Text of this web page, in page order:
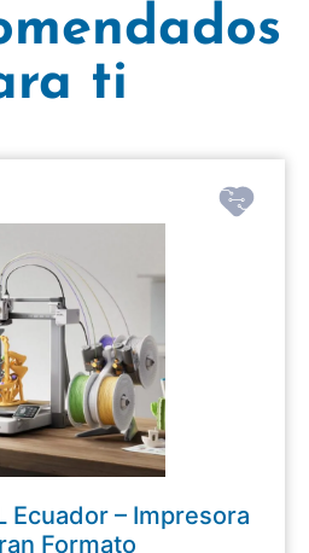
ti
Ecuador – Impresora
Formato